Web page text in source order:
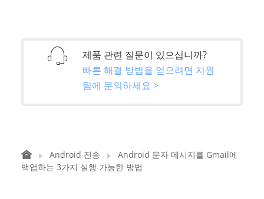
제품 관련 질문이 있으십니까?
빠른 해결 방법을 얻으려면 지원
팀에 문의하세요 >
Android 전송
Android 문자 메시지를 Gmail에
백업하는 3가지 실행 가능한 방법